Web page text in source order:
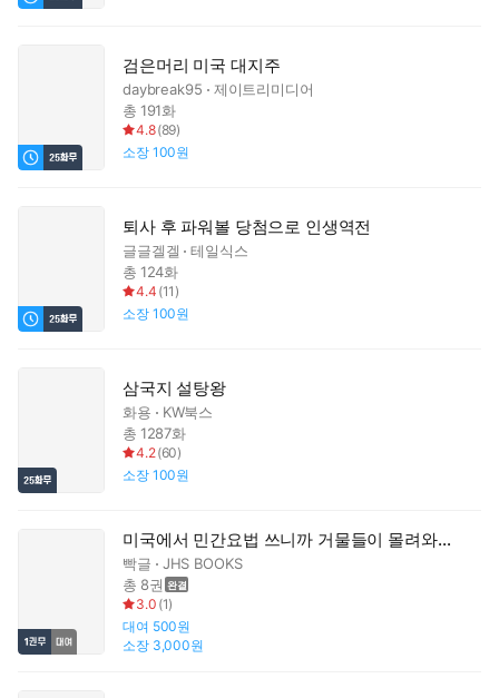
검은머리 미국 대지주
daybreak95
제이트리미디어
총 191화
4.8(89)
소장 100원
퇴사 후 파워볼 당첨으로 인생역전
글글겔겔
테일식스
총 124화
4.4 (11 )
소장 100원
삼국지 설탕왕
화용
KW북스
총 1287화
4.2(60)
소장 100원
미국에서 민간요법 쓰니까 거물들이 몰려와서 대박 재벌
빡글
JHS BOOKS
총 8권
3.0 (1)
대여 500원
소장 3,000원